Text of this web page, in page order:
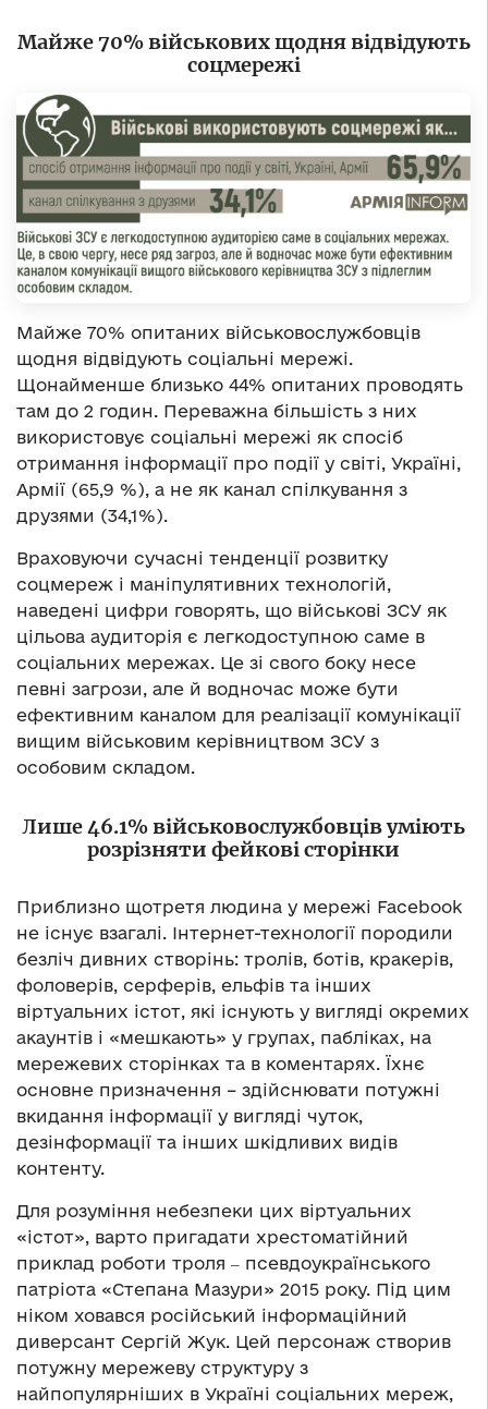
Майже 70% військових щодня відвідують
соцмережі
Майже 70% опитаних військовослужбовців
щодня відвідують соціальні мережі.
Щонайменше близько 44% опитаних проводять
там до 2 годин. Переважна більшість з них
використовує соціальні мережі як спосіб
отримання інформації про події у світі, Україні,
Армії (65,9 %), а не як канал спілкування з
друзями (34,1%).
Враховуючи сучасні тенденції розвитку
соцмереж і маніпулятивних технологій,
наведені цифри говорять, що військові ЗСУ як
цільова аудиторія є легкодоступною саме в
соціальних мережах. Це зі свого боку несе
певні загрози, але й водночас може бути
ефективним каналом для реалізації комунікації
вищим військовим керівництвом ЗСУ з
особовим складом.
Лише 46.1% військовослужбовців уміють
розрізняти фейкові сторінки
Приблизно щотретя людина у мережі Facebook
не існує взагалі. Інтернет-технології породили
безліч дивних створінь: тролів, ботів, кракерів,
фоловерів, серферів, ельфів та інших
віртуальних істот, які існують у вигляді окремих
акаунтів і «мешкають» у групах, пабліках, на
мережевих сторінках та в коментарях. Їхнє
основне призначення – здійснювати потужні
вкидання інформації у вигляді чуток,
дезінформації та інших шкідливих видів
контенту.
Для розуміння небезпеки цих віртуальних
«істот», варто пригадати хрестоматійний
приклад роботи троля ‒ псевдоукраїнського
патріота «Степана Мазури» 2015 року. Під цим
ніком ховався російський інформаційний
диверсант Сергій Жук. Цей персонаж створив
потужну мережеву структуру з
найпопулярніших в Україні соціальних мереж,